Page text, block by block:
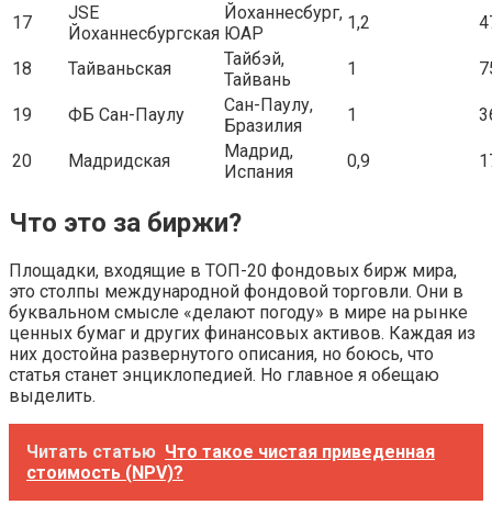
17
JSE
Йоханнесбургская
Йоханнесбург,
ЮАР
1,2
18 Тайваньская
Тайбэй,
Тайвань
1
19 ФБ Сан-Паулу
Сан-Паулу,
Бразилия
1
20 Мадридская
Мадрид,
Испания
0,9
Что это за биржи?
Площадки, входящие в ТОП-20 фондовых бирж мира,
это столпы международной фондовой торговли. Они в
буквальном смысле «делают погоду» в мире на рынке
ценных бумаг и других финансовых активов. Каждая из
них достойна развернутого описания, но боюсь, что
статья станет энциклопедией. Но главное я обещаю
выделить.
Читать статью Что такое чистая приведенная
стоимость (NPV)?